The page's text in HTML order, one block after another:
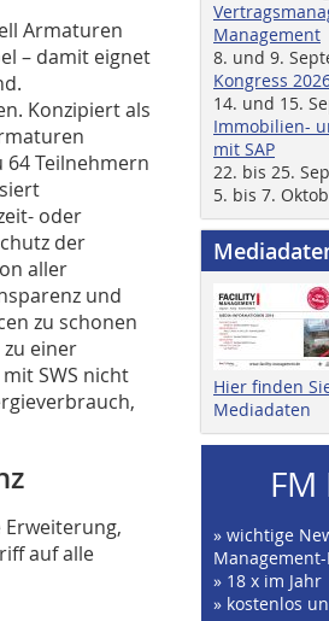
Armaturen
– damit eignet
Konzipiert als
64 Teilnehmern
oder
der
aller
und
zu schonen
einer
SWS nicht
auf alle
Management
8. und 9.
Kongress
14. und 15.
Immobilien-
mit SAP
22. bis 25.
5. bis 7.
Hier finden
Mediadaten
» wichtige
» 18 x im Jahr
» kostenlos